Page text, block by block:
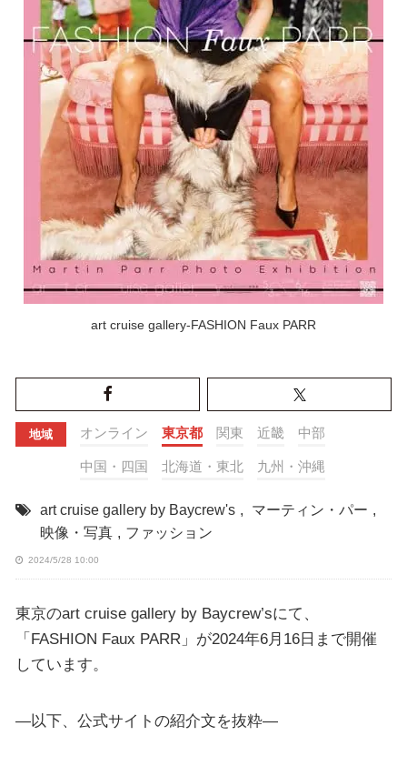
art cruise gallery-FASHION Faux PARR
地域 オンライン 東京都 関東 近畿 中部
中国・四国 北海道・東北 九州・沖縄
art cruise gallery by Baycrew's , マーティン・パー ,
映像・写真 , ファッション
2024/5/28 10:00
東京のart cruise gallery by Baycrew’sにて、
「FASHION Faux PARR」が2024年6月16日まで開催
しています。
—以下、公式サイトの紹介文を抜粋—